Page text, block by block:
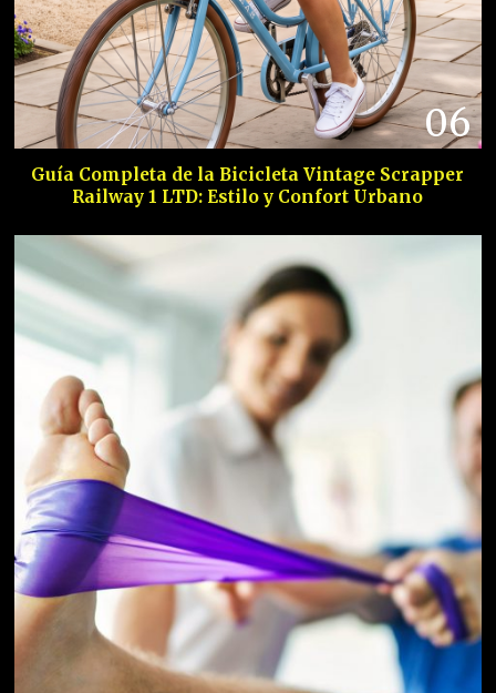
06
Guía Completa de la Bicicleta Vintage Scrapper
Railway 1 LTD: Estilo y Confort Urbano